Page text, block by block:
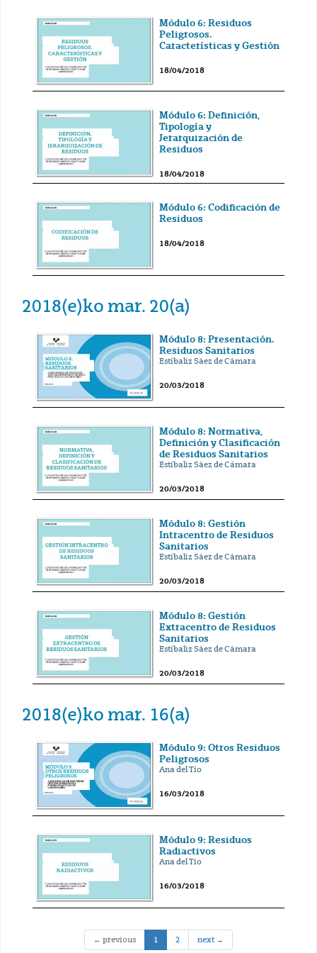
Módulo 6: Residuos
Peligrosos.
Características y Gestión
18/04/2018
Módulo 6: Definición,
Tipología y
Jerarquización de
Residuos
18/04/2018
Módulo 6: Codificación de
Residuos
18/04/2018
2018(e)ko mar. 20(a)
Módulo 8: Presentación.
Residuos Sanitarios
Estíbaliz Sáez de Cámara
20/03/2018
Módulo 8: Normativa,
Definición y Clasificación
de Residuos Sanitarios
Estíbaliz Sáez de Cámara
20/03/2018
Módulo 8: Gestión
Intracentro de Residuos
Sanitarios
Estíbaliz Sáez de Cámara
20/03/2018
Módulo 8: Gestión
Extracentro de Residuos
Sanitarios
Estíbaliz Sáez de Cámara
20/03/2018
2018(e)ko mar. 16(a)
Módulo 9: Otros Residuos
Peligrosos
Ana del Tío
16/03/2018
Módulo 9: Residuos
Radiactivos
Ana del Tío
16/03/2018
← previous 1 (current)
2 next →